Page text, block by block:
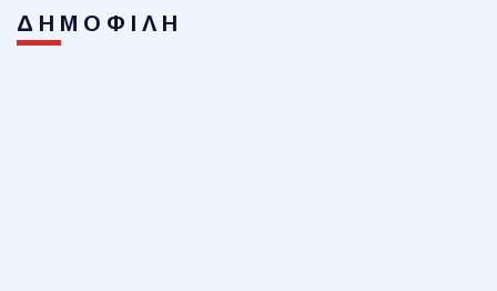
ΔΗΜΟΦΙΛΗ